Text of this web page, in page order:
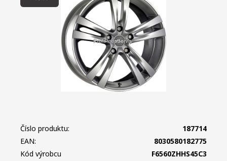
Číslo produktu:
187714
EAN:
8030580182775
Kód výrobcu
F6560ZHHS45C3